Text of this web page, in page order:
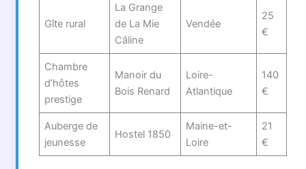
Gîte rural
La Grange
de La Mie
Câline
Vendée
25
€
Chambre
d’hôtes
prestige
Manoir du
Bois Renard
Loire-
Atlantique
140
€
Auberge de
jeunesse
Hostel 1850
Maine-et-
Loire
21
€